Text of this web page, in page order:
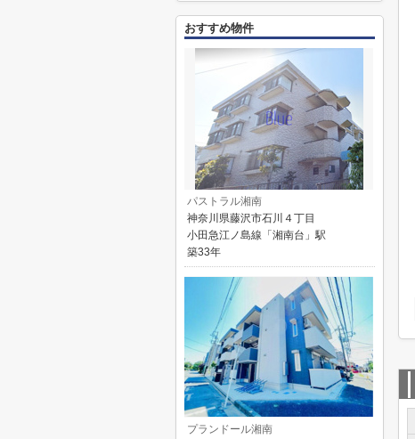
おすすめ物件
パストラル湘南
神奈川県藤沢市石川４丁目
小田急江ノ島線「湘南台」駅
築33年
プランドール湘南